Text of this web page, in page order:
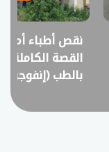
نقص أطباء أم
القصة الكاملة
بالطب